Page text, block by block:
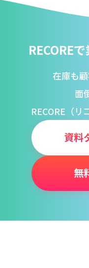
RECORE
在庫も
面
RECORE（リ
資料
無